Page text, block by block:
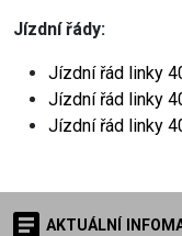
Jízdní řády:
Jízdní řád linky
Jízdní řád linky
Jízdní řád linky
AKTUÁLNÍ